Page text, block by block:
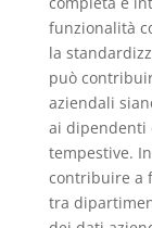
funzionalità
la
può
aziendali
ai dipendenti
tempestive.
contribuire a
tra